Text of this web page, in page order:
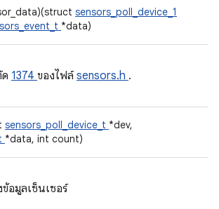
sensors_poll_device_1
*data)
1374 ของไฟล์sensors.h .
sensors_poll_device_t *dev,
*data, int count)
อมูลเซ็นเซอร์